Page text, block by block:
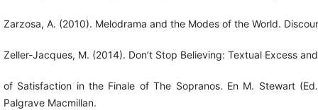
Zarzosa, A. (2010). Melodrama and the Modes of the World.
Zeller-Jacques, M. (2014). Don’t Stop Believing: Textual Excess
of Satisfaction in the Finale of The Sopranos. En M. Stewart
Palgrave Macmillan.